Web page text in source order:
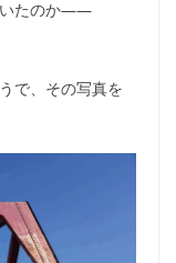
いたのか――
で、その写真を